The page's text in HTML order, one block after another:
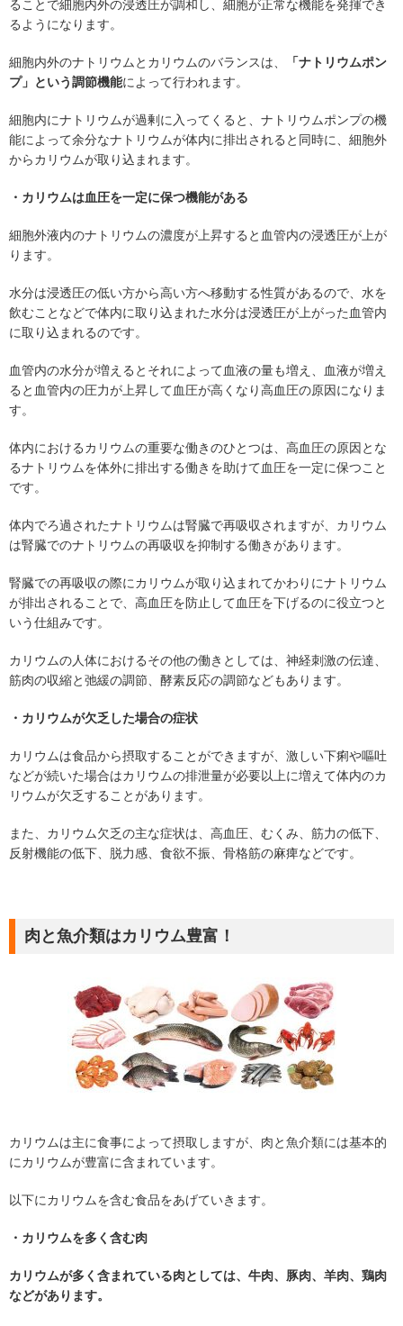
ることで細胞内外の浸透圧が調和し、細胞が正常な機能を発揮でき
るようになります。
細胞内外のナトリウムとカリウムのバランスは、
「ナトリウムポン
プ」という調節機能によって行われます。
細胞内にナトリウムが過剰に入ってくると、ナトリウムポンプの機
能によって余分なナトリウムが体内に排出されると同時に、細胞外
からカリウムが取り込まれます。
・カリウムは血圧を一定に保つ機能がある
細胞外液内のナトリウムの濃度が上昇すると血管内の浸透圧が上が
ります。
水分は浸透圧の低い方から高い方へ移動する性質があるので、水を
飲むことなどで体内に取り込まれた水分は浸透圧が上がった血管内
に取り込まれるのです。
血管内の水分が増えるとそれによって血液の量も増え、血液が増え
ると血管内の圧力が上昇して血圧が高くなり高血圧の原因になりま
す。
体内におけるカリウムの重要な働きのひとつは、高血圧の原因とな
るナトリウムを体外に排出する働きを助けて血圧を一定に保つこと
です。
体内でろ過されたナトリウムは腎臓で再吸収されますが、カリウム
は腎臓でのナトリウムの再吸収を抑制する働きがあります。
腎臓での再吸収の際にカリウムが取り込まれてかわりにナトリウム
が排出されることで、高血圧を防止して血圧を下げるのに役立つと
いう仕組みです。
カリウムの人体におけるその他の働きとしては、神経刺激の伝達、
筋肉の収縮と弛緩の調節、酵素反応の調節などもあります。
・カリウムが欠乏した場合の症状
カリウムは食品から摂取することができますが、激しい下痢や嘔吐
などが続いた場合はカリウムの排泄量が必要以上に増えて体内のカ
リウムが欠乏することがあります。
また、カリウム欠乏の主な症状は、高血圧、むくみ、筋力の低下、
反射機能の低下、脱力感、食欲不振、骨格筋の麻痺などです。
肉と魚介類はカリウム豊富！
カリウムは主に食事によって摂取しますが、肉と魚介類には基本的
にカリウムが豊富に含まれています。
以下にカリウムを含む食品をあげていきます。
・カリウムを多く含む肉
カリウムが多く含まれている肉としては、牛肉、豚肉、羊肉、鶏肉
などがあります。